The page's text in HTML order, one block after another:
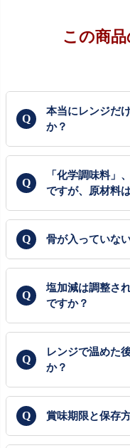
この商
本当にレンジだ
か？
「化学調味料」
ですが、原材料
骨が入っていな
塩加減は調整さ
ですか？
レンジで温めた
か？
賞味期限と保存